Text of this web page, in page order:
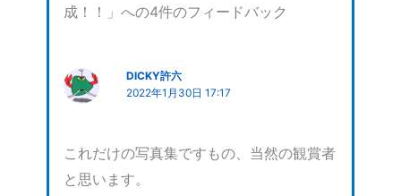
成！！」への4件のフィードバック
DICKY許六
2022年1月30日 17:17
これだけの写真集ですもの、当然の観賞者
と思います。